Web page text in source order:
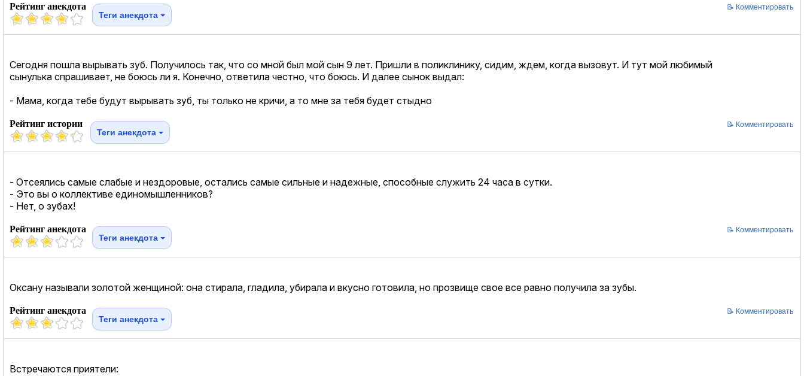
Рейтинг анекдота
Теги анекдота
📝 Комментировать
Сегодня пошла вырывать зуб. Получилось так, что со мной был мой сын 9 лет. Пришли в поликлинику, сидим, ждем, когда вызовут. И тут мой любимый
сынулька спрашивает, не боюсь ли я. Конечно, ответила честно, что боюсь. И далее сынок выдал:
- Мама, когда тебе будут вырывать зуб, ты только не кричи, а то мне за тебя будет стыдно
Рейтинг истории
Теги анекдота
📝 Комментировать
- Отсеялись самые слабые и нездоровые, остались самые сильные и надежные, способные служить 24 часа в сутки.
- Это вы о коллективе единомышленников?
- Нет, о зубах!
Рейтинг анекдота
Теги анекдота
📝 Комментировать
Оксану называли золотой женщиной: она стирала, гладила, убирала и вкусно готовила, но прозвище свое все равно получила за зубы.
Рейтинг анекдота
Теги анекдота
📝 Комментировать
Встречаются приятели: